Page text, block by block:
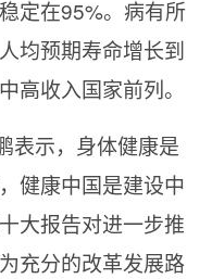
定在95%。病有所
均预期寿命增长到
高收入国家前列。
表示，身体健康是
健康中国是建设中
大报告对进一步推
充分的改革发展路